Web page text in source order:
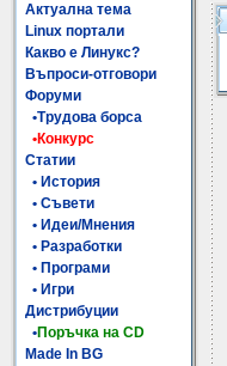
Актуална тема
Linux портали
Какво е Линукс?
Въпроси-отговори
Форуми
•Трудова борса
•Конкурс
Статии
• История
• Съвети
• Идеи/Мнения
• Разработки
• Програми
• Игри
Дистрибуции
•Поръчка на CD
Made In BG